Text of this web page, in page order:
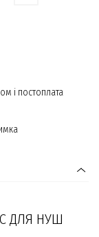
і постоплата
ДЛЯ НУШ